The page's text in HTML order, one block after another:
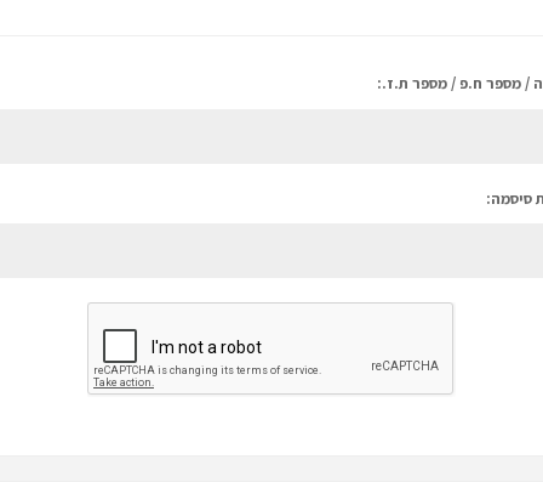
/ מספר ח.פ / מספר ת.ז.:
סיסמה: